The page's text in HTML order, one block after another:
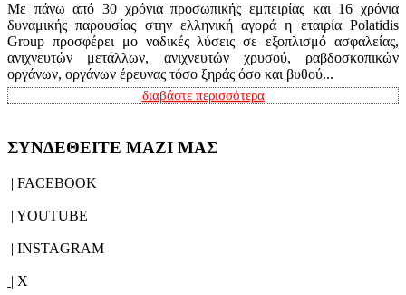
Με πάνω από 30 χρόνια προσωπικής εμπειρίας και 16 χρόνια
δυναμικής παρουσίας στην ελληνική αγορά η εταιρία Polatidis
Group προσφέρει μο ναδικές λύσεις σε εξοπλισμό ασφαλείας,
ανιχνευτών μετάλλων, ανιχνευτών χρυσού, ραβδοσκοπικών
οργάνων, οργάνων έρευνας τόσο ξηράς όσο και βυθού...
διαβάστε περισσότερα
ΣΥΝΔΕΘΕΙΤΕ ΜΑΖΙ ΜΑΣ
| FACEBOOK
| YOUTUBE
| INSTAGRAM
| X